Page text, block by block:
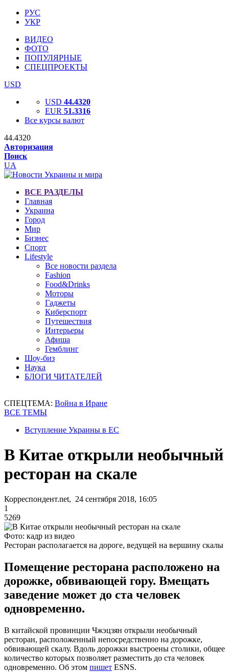
РУС
УКР
ВИДЕО
ФОТО
ПОПУЛЯРНЫЕ
СПЕЦПРОЕКТЫ
USD
USD 44.4320
EUR 51.3316
Все курсы валют
44.4320
Авторизация
Поиск
UA
ВСЕ РАЗДЕЛЫ
Главная
Украина
Город
Мир
Бизнес
Спорт
Lifestyle
Все новости раздела
Fashion
Food&Drinks
Моторы
Гаджеты
Киберспорт
Путешествия
Интерьеры
Афиша
Гемблинг
Шоу-биз
Наука
БЛОГИ ЧИТАТЕЛЕЙ
СПЕЦТЕМА: Война в Иране
ВСЕ ТЕМЫ
Вступление Украины в ЕС
В Китае открыли необычный
ресторан на скале
Корреспондент.net, 24 сентября 2018, 16:05
1
5269
Фото: кадр из видео
Ресторан располагается на дороге, ведущей на вершину скалы
Помещение ресторана расположено на
дорожке, обвивающей гору. Вмещать
заведение может до ста человек
одновременно.
В китайской провинции Чжэцзян открыли необычный
ресторан, расположенный непосредственно на дорожке,
обвивающей скалу. Вдоль дорожки выстроены столики, общее
количество которых позволяет разместить до ста человек
одновременно. Об этом пишет ESNS.